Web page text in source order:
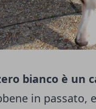
bianco è un
in passato,